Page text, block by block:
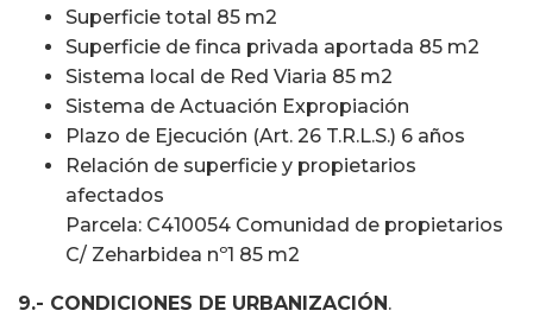
Superficie total 85 m2
Superficie de finca privada aportada 85 m2
Sistema local de Red Viaria 85 m2
Sistema de Actuación Expropiación
Plazo de Ejecución (Art. 26 T.R.L.S.) 6 años
Relación de superficie y propietarios
afectados
Parcela: C410054 Comunidad de propietarios
C/ Zeharbidea nº1 85 m2
9.- CONDICIONES DE URBANIZACIÓN .